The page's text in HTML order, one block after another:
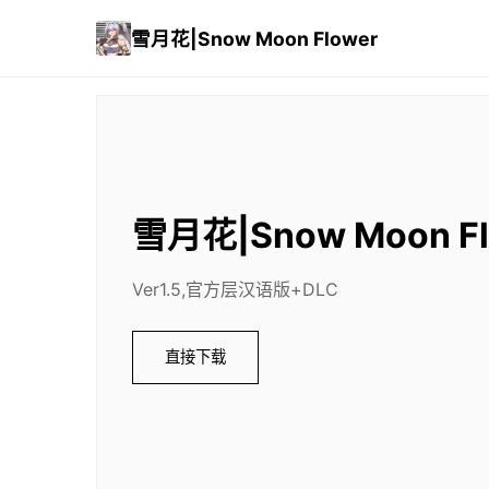
雪月花|Snow Moon Flower
雪月花|Snow Moon
Ver1.5,官方层汉语版+DLC
直接下载